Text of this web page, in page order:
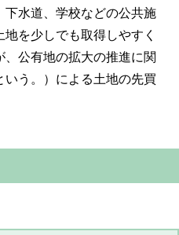
水道、学校などの公共施
を少しでも取得しやすく
公有地の拡大の推進に関
う。）による土地の先買